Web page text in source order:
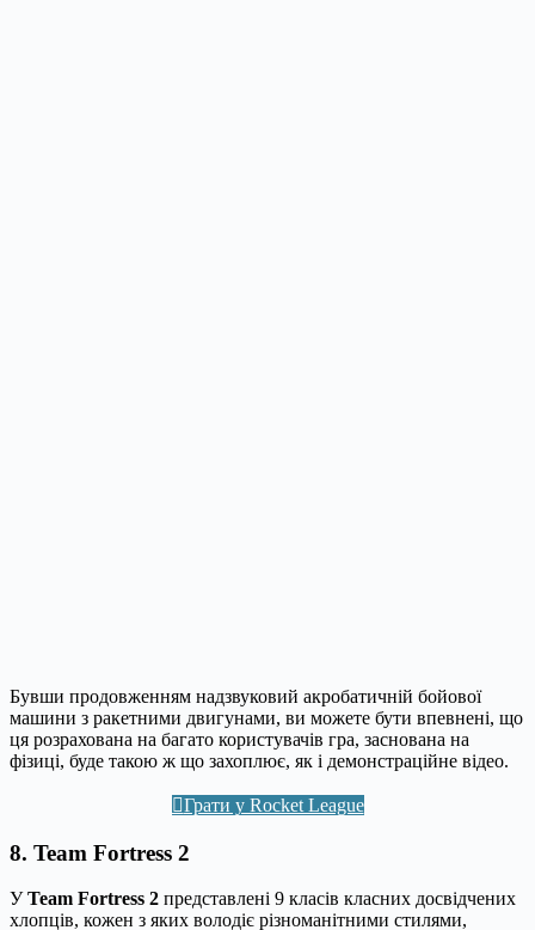
Бувши продовженням надзвуковий акробатичній бойової
машини з ракетними двигунами, ви можете бути впевнені, що
ця розрахована на багато користувачів гра, заснована на
фізиці, буде такою ж що захоплює, як і демонстраційне відео.
Грати у Rocket League
8. Team Fortress 2
УTeam Fortress 2 представлені 9 класів класних досвідчених
хлопців, кожен з яких володіє різноманітними стилями,